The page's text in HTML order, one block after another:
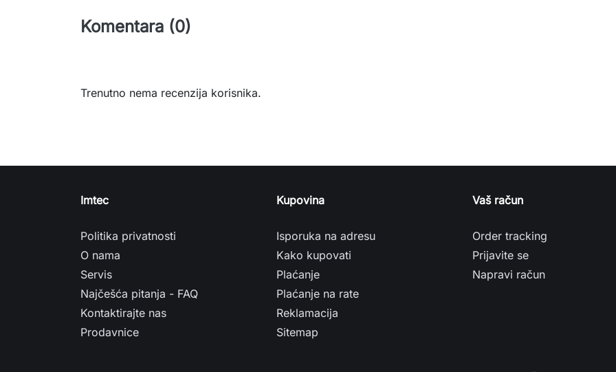
Komentara (0)
Trenutno nema recenzija korisnika.
Imtec
Politika privatnosti
O nama
Servis
Najčešća pitanja - FAQ
Kontaktirajte nas
Prodavnice
Kupovina
Isporuka na adresu
Kako kupovati
Plaćanje
Plaćanje na rate
Reklamacija
Sitemap
Vaš račun
Order tracking
Prijavite se
Napravi račun